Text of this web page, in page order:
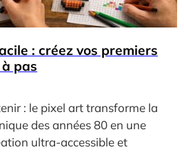
: créez vos premiers
pas
: le pixel art transforme la
des années 80 en une
ultra-accessible et